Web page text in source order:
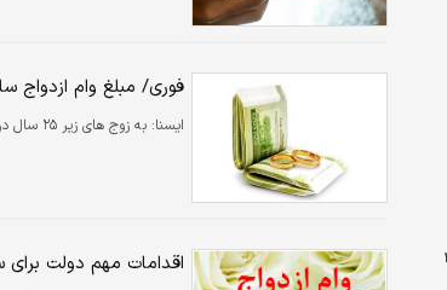
فوری/ مبلغ وام
ايسنا: به زوج های زیر ۲۵ سال در سال آینده ۳۵۰ میلیون تومان وام ازدواج پرداخت خواهد شد.
اقدامات مهم دولت برای